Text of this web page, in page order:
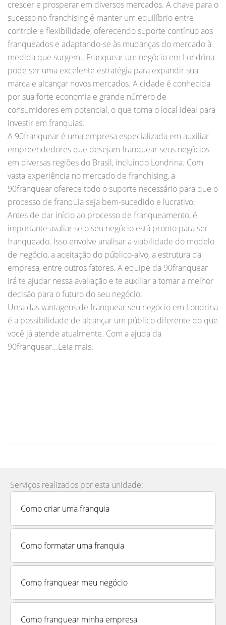
A 90franquear é uma empresa especializada em auxiliar
empreendedores que desejam franquear seus negócios
em diversas regiões do Brasil, incluindo Londrina. Com
vasta experiência no mercado de franchising, a
90franquear oferece todo o suporte necessário para que o
processo de franquia seja bem-sucedido e lucrativo.
Antes de dar início ao processo de franqueamento, é
importante avaliar se o seu negócio está pronto para ser
franqueado. Isso envolve analisar a viabilidade do modelo
de negócio, a aceitação do público-alvo, a estrutura da
empresa, entre outros fatores. A equipe da 90franquear
irá te ajudar nessa avaliação e te auxiliar a tomar a melhor
decisão para o futuro do seu negócio.
Uma das vantagens de franquear seu negócio em Londrina
é a possibilidade de alcançar um público diferente do que
você já atende atualmente. Com a ajuda da
90franquear...Leia mais.
Serviços realizados por esta unidade:
Como criar uma franquia
Como formatar uma franquia
Como franquear meu negócio
Como franquear minha empresa